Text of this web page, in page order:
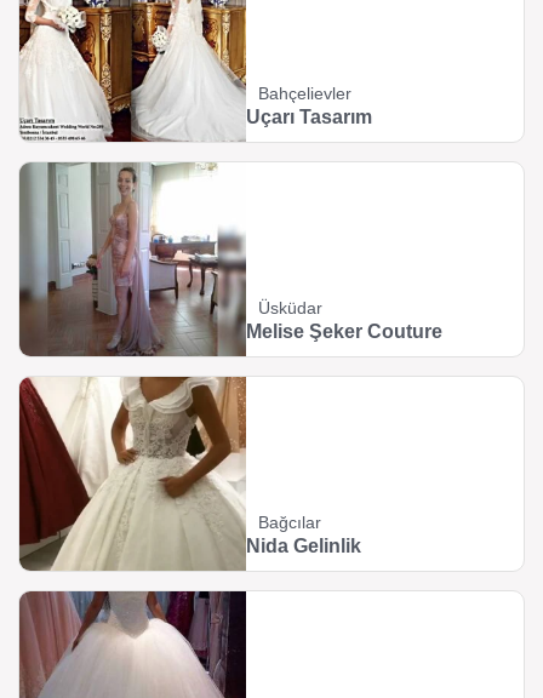
Bahçelievler
Uçarı Tasarım
Üsküdar
Melise Şeker Couture
Bağcılar
Nida Gelinlik